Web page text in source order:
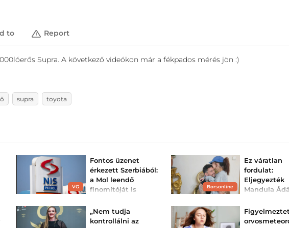
to Report
Supra. A következő videókon már a fékpados mérés jön :)
supra toyota
VG
Fontos üzenet
érkezett Szerbiából:
a Mol leendő
finomítóját is
problémák
A szerb kormány szerint
nincsenek ellátási gondok
Borsonline
Ez váratlan
fordulat:
Eljegyezték
Mandula
A botrányos
ideje nincs
sok balhé miatt
„Nem tudja
kontrollálni az